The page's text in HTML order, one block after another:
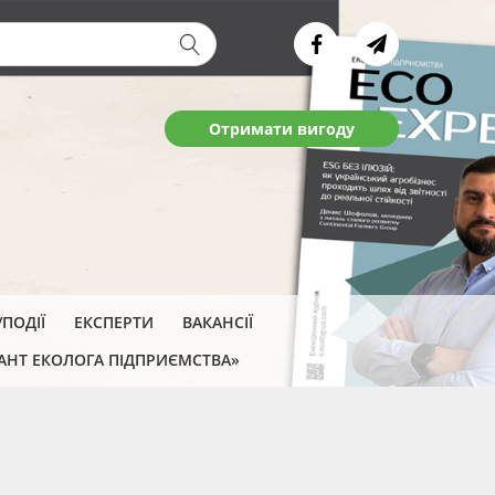
Отримати вигоду
форма
ЕКСПЕРТИ
ВАКАНСІЇ
ЕКОЛОГА ПІДПРИЄМСТВА»